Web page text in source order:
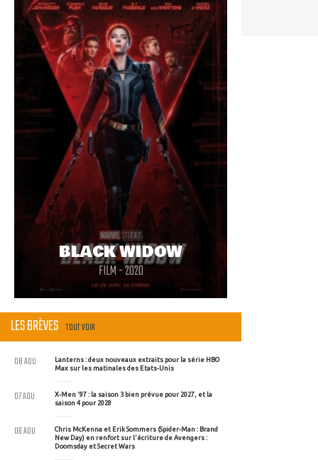
BLACK WIDOW
FILM - 2020
LES BRÈVES TOUT VOIR
Lanterns : deux nouveaux extraits pour la série HBO
Max sur les matinales des Etats-Unis
08 AOU
X-Men '97 : la saison 3 bien prévue pour 2027, et la
saison 4 pour 2028
07 AOU
Chris McKenna et Erik Sommers (Spider-Man : Brand
New Day) en renfort sur l'écriture de Avengers :
Doomsday et Secret Wars
06 AOU